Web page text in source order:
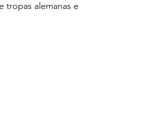
tropas alemanas e